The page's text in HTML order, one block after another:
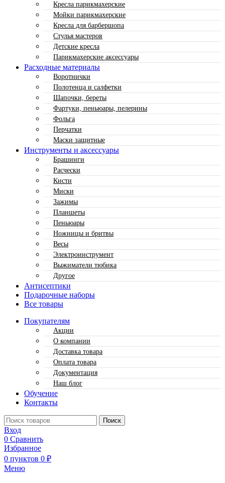
Кресла парикмахерские
Мойки парикмахерские
Кресла для барбершопа
Стулья мастеров
Детские кресла
Парикмахерские аксессуары
Расходные материалы
Воротнички
Полотенца и салфетки
Шапочки, береты
Фартуки, пеньюары, пелерины
Фольга
Перчатки
Маски защитные
Инструменты и аксессуары
Брашинги
Расчески
Кисти
Миски
Зажимы
Планшеты
Пеньюары
Ножницы и бритвы
Весы
Электроинструмент
Выжиматели тюбика
Другое
Антисептики
Подарочные наборы
Все товары
Покупателям
Акции
О компании
Доставка товара
Оплата товара
Документация
Наш блог
Обучение
Контакты
Поиск
Вход
0 Сравнить
Избранное
0 пунктов 0 ₽
Меню